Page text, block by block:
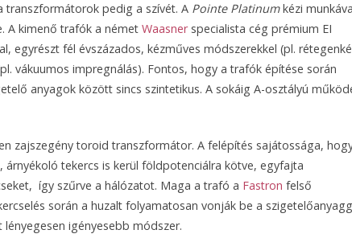
transzformátorok pedig a szívét. A Pointe Platinumkézi
A kimenő trafók a német Waasnerspecialista cég prémium EI
egyrészt fél évszázados, kézműves módszerekkel (pl.
vákuumos impregnálás). Fontos, hogy a trafók építése során
anyagok között sincs szintetikus. A sokáig A-osztályú
zajszegény toroid transzformátor. A felépítés sajátossága,
tekercs is kerül földpotenciálra kötve, egyfajta
így szűrve a hálózatot. Maga a trafó a Fastron felső
során a huzalt folyamatosan vonják be a
igényesebb módszer.